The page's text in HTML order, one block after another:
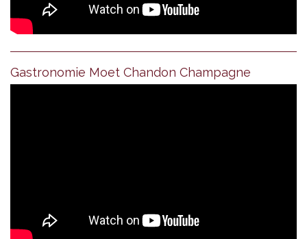
Gastronomie Moet Chandon Champagne